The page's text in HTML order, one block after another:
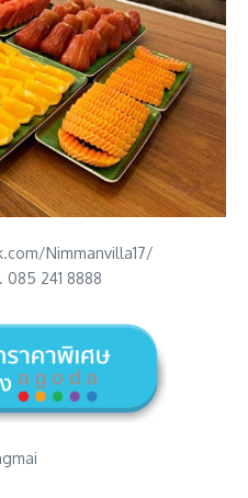
Nimmanvilla17/
085 241 8888